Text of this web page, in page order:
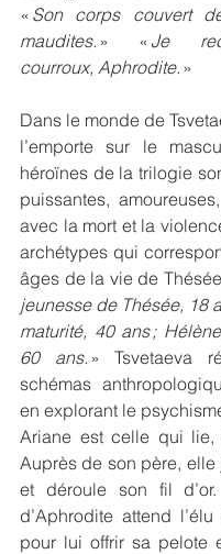
« Son corps couvert
maudites. » « Je
courroux, Aphrodite. »
Dans le monde de
l’emporte sur le
héroïnes de la trilogie
puissantes,
avec la mort et la
archétypes qui
âges de la vie de Thésée
jeunesse de Thésée, 18
maturité, 40 ans ;
60 ans. » Tsvetaeva
schémas
en explorant le
Ariane est celle qui
Auprès de son père,
et déroule son fil
d’Aphrodite attend
pour lui offrir sa pelote